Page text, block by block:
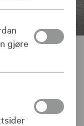
gjøre